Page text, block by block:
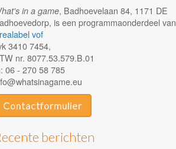
in a game, Badhoevelaan 84, 1171 DE
is een programmaonderdeel van
vof
3410 7454,
nr. 8077.53.579.B.01
06 - 270 58 785
Contactformulier
berichten